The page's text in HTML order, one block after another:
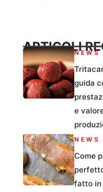
ARTICOLINEWS
guida
e
NEWS
Come
fatto in